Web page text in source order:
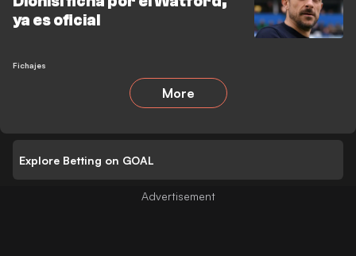
ya es oficial
Fichajes
More
Explore Betting on GOAL